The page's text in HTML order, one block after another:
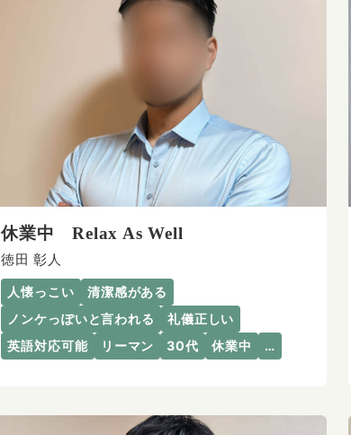
休業中 Relax As Well
徳田 彰人
人懐っこい
清潔感がある
ノンケっぽいと言われる
礼儀正しい
英語対応可能
リーマン 30代 休業中 …